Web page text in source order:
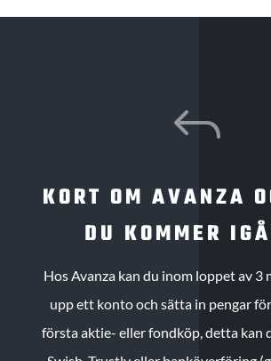
J
KORT OM AVANZA
DU KOMMER
Hos Avanza kan du inom loppet av
upp ett konto och sätta in pengar
första aktie- eller fondköp, detta kan